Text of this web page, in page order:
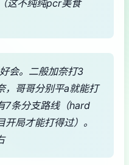
这不纯纯pcr美食
会。二般加奈打3
，哥哥分别平a就能打
7条分支路线（hard
局才能打得过）。